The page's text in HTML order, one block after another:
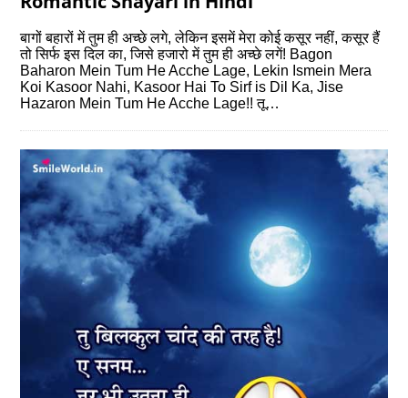
बागों बहारों में तुम ही अच्छे लगे, लेकिन इसमें मेरा कोई कसूर नहीं, कसूर हैं
तो सिर्फ इस दिल का, जिसे हजारो में तुम ही अच्छे लगें! Bagon
Baharon Mein Tum He Acche Lage, Lekin Ismein Mera
Koi Kasoor Nahi, Kasoor Hai To Sirf is Dil Ka, Jise
Hazaron Mein Tum He Acche Lage!! तू…